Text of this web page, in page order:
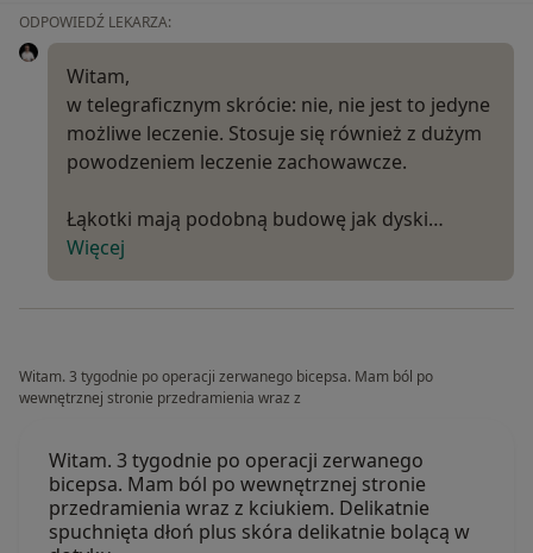
ODPOWIEDŹ LEKARZA:
Witam,
w telegraficznym skrócie: nie, nie jest to jedyne
możliwe leczenie. Stosuje się również z dużym
powodzeniem leczenie zachowawcze.
Łąkotki mają podobną budowę jak dyski…
Więcej
Witam. 3 tygodnie po operacji zerwanego bicepsa. Mam ból po
wewnętrznej stronie przedramienia wraz z
Witam. 3 tygodnie po operacji zerwanego
bicepsa. Mam ból po wewnętrznej stronie
przedramienia wraz z kciukiem. Delikatnie
spuchnięta dłoń plus skóra delikatnie bolącą w